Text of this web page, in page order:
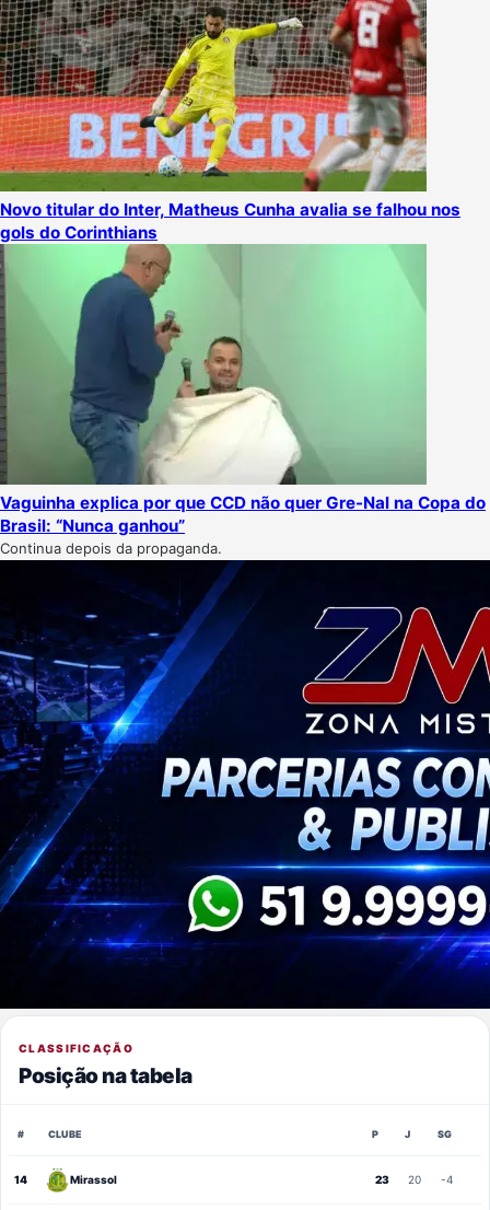
Novo titular do Inter, Matheus Cunha avalia se falhou nos
gols do Corinthians
Vaguinha explica por que CCD não quer Gre-Nal na Copa do
Brasil: “Nunca ganhou”
Continua depois da propaganda.
CLASSIFICAÇÃO
Posição na tabela
# CLUBE P J SG
14 Mirassol 23 20 -4